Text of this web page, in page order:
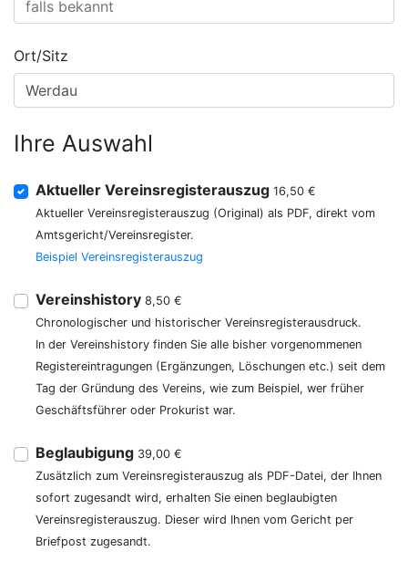
Ort/Sitz
Ihre Auswahl
Aktueller Vereinsregisterauszug 16,50 €
Aktueller Vereinsregisterauszug (Original) als PDF, direkt vom
Amtsgericht/Vereinsregister.
Beispiel Vereinsregisterauszug
Vereinshistory 8,50 €
Chronologischer und historischer Vereinsregisterausdruck.
In der Vereinshistory finden Sie alle bisher vorgenommenen
Registereintragungen (Ergänzungen, Löschungen etc.) seit dem
Tag der Gründung des Vereins, wie zum Beispiel, wer früher
Geschäftsführer oder Prokurist war.
Beglaubigung 39,00 €
Zusätzlich zum Vereinsregisterauszug als PDF-Datei, der Ihnen
sofort zugesandt wird, erhalten Sie einen beglaubigten
Vereinsregisterauszug. Dieser wird Ihnen vom Gericht per
Briefpost zugesandt.